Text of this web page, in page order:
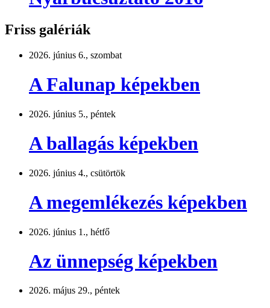
Friss galériák
2026. június 6., szombat
A Falunap képekben
2026. június 5., péntek
A ballagás képekben
2026. június 4., csütörtök
A megemlékezés képekben
2026. június 1., hétfő
Az ünnepség képekben
2026. május 29., péntek